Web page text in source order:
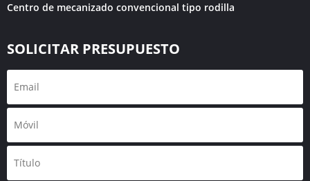
Centro de mecanizado convencional tipo rodilla
SOLICITAR PRESUPUESTO